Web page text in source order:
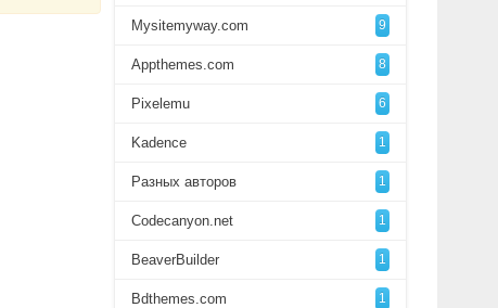
Mysitemyway.com 9
Appthemes.com 8
Pixelemu 6
Kadence 1
Разных авторов 1
Codecanyon.net 1
BeaverBuilder 1
Bdthemes.com 1